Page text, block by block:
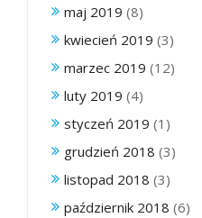
maj 2019 (8)
kwiecień 2019 (3)
marzec 2019 (12)
luty 2019 (4)
styczeń 2019 (1)
grudzień 2018 (3)
listopad 2018 (3)
październik 2018 (6)